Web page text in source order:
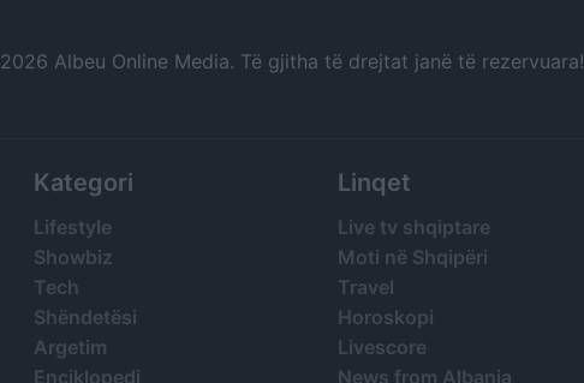
2026 Albeu Online Media. Të gjitha të drejtat janë të rezervuara!
Kategori
Lifestyle
Showbiz
Tech
Shëndetësi
Argetim
Enciklopedi
Linqet
Live tv shqiptare
Moti në Shqipëri
Travel
Horoskopi
Livescore
News from Albania